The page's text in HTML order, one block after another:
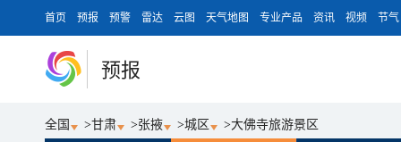
首页 预报 预警 雷达 云图 天气地图 专业产品 资讯 视频 节气
预报
全国 >甘肃 >张掖 >城区 >大佛寺旅游景区